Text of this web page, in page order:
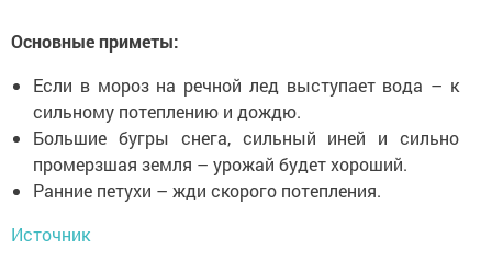
Основные приметы:
Если в мороз на речной лед выступает вода – к
сильному потеплению и дождю.
Большие бугры снега, сильный иней и сильно
промерзшая земля – урожай будет хороший.
Ранние петухи – жди скорого потепления.
Источник